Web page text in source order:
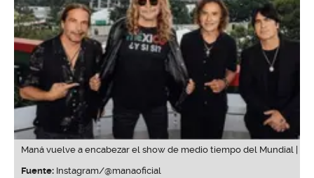
Maná vuelve a encabezar el show de medio tiempo del Mundial |
Fuente: Instagram/@manaoficial